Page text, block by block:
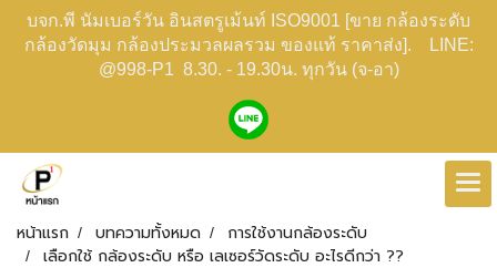
บจก.พี นัมเบอร์วัน อินสตรูเม้นท์ ISO9001 [ขาย กล้องระดับ
กล้องวัดมุม กล้องประมวลผลรวม ของแท้ ราคาส่ง]. LINE:
@998-P1 8.30. - 19.30น. ทุกวัน (จ-อา)
หน้าแรก บทความทั้งหมด
การใช้งานกล้องระดับ
เลือกใช้ กล้องระดับ หรือ เลเซอร์วัดระดับ อะไรดีกว่า ??